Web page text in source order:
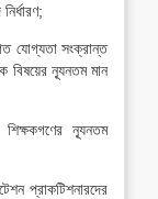
যোগ্যতা সংক্রান্ত
বিষয়ের ন্যূনতম মান
শিক্ষকগণের ন্যূনতম
প্রাকটিশনারদের